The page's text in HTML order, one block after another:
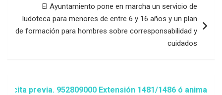
El Ayuntamiento pone en marcha un servicio de
ludoteca para menores de entre 6 y 16 años y un plan
de formación para hombres sobre corresponsabilidad y
cuidados
Extensión 1481/1486 ó